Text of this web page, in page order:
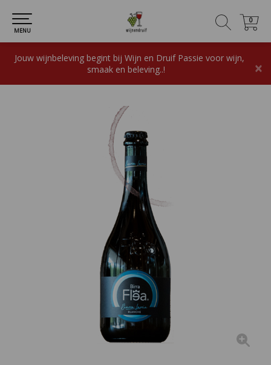
0
0
MENU
Jouw wijnbeleving begint bij Wijn en Druif Passie voor wijn,
smaak en beleving..!
×